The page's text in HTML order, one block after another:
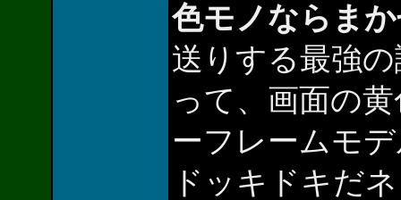
色モノならま
送りする最強
って、画面の
ーフレームモ
ドッキドキだ